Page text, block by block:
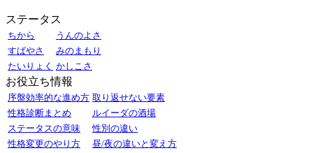
ステータス
ちから
うんのよさ
すばやさ
みのまもり
たいりょく かしこさ
お役立ち情報
序盤効率的な進め方 取り返せない要素
性格診断まとめ
ルイーダの酒場
ステータスの意味
性別の違い
性格変更のやり方
昼/夜の違いと変え方